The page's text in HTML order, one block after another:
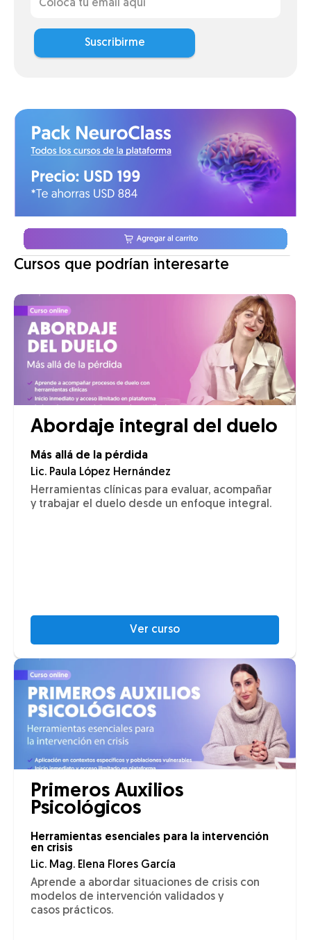
Suscribirme
Cursos que podrían interesarte
Abordaje integral del duelo
Más allá de la pérdida
Lic. Paula López Hernández
Herramientas clínicas para evaluar, acompañar
y trabajar el duelo desde un enfoque integral.
Ver curso
Primeros Auxilios
Psicológicos
Herramientas esenciales para la intervención
en crisis
Lic. Mag. Elena Flores García
Aprende a abordar situaciones de crisis con
modelos de intervención validados y
casos prácticos.